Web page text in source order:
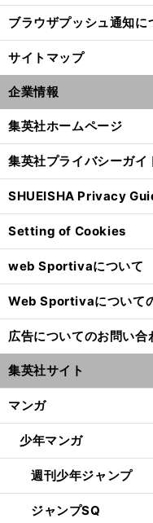
V9
V10
ブラウザプッシュ通知に
サイトマップ
企業情報
集英社ホームページ
集英社プライバシーガイ
SHUEISHA Privacy
Setting of Cookies
web Sportivaについて
Web Sportivaについて
広告についてのお問い合
集英社サイト
マンガ
少年マンガ
週刊少年ジャンプ
ジャンプSQ